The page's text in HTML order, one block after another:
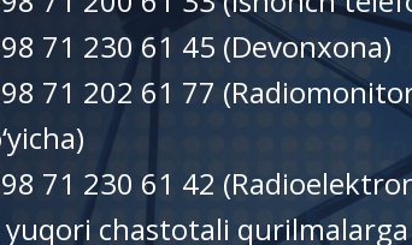
71 230 61 45 (Devonxonа)
71 202 61 77
71 230 61 42
yuqori chastotali qurilmalarga